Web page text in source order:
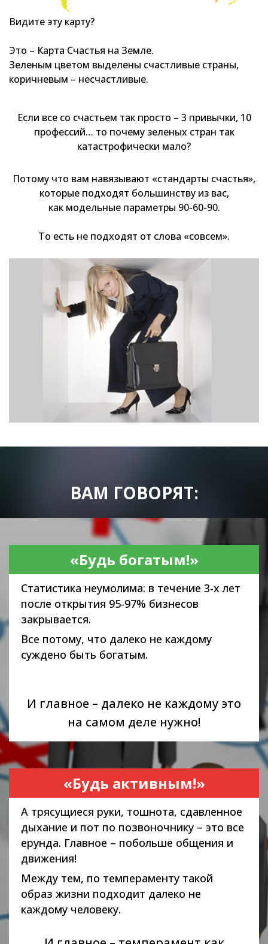
Видите эту карту?
Это – Карта Счастья на Земле.
Зеленым цветом выделены счастливые страны,
коричневым – несчастливые.
Если все со счастьем так просто – 3 привычки, 10
профессий… то почему зеленых стран так
катастрофически мало?
Потому что вам навязывают «стандарты счастья»,
которые подходят большинству из вас,
как модельные параметры 90-60-90.
То есть не подходят от слова «совсем».
ВАМ ГОВОРЯТ:
«Будь богатым!»
Статистика неумолима: в течение 3-х лет
после открытия 95-97% бизнесов
закрывается.
Все потому, что далеко не каждому
суждено быть богатым.
И главное – далеко не каждому это
на самом деле нужно!
«Будь активным!»
А трясущиеся руки, тошнота, сдавленное
дыхание и пот по позвоночнику – это все
ерунда. Главное – побольше общения и
движения!
Между тем, по темпераменту такой
образ жизни подходит далеко не
каждому человеку.